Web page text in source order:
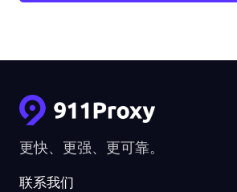
更快、更强、更可靠。
联系我们